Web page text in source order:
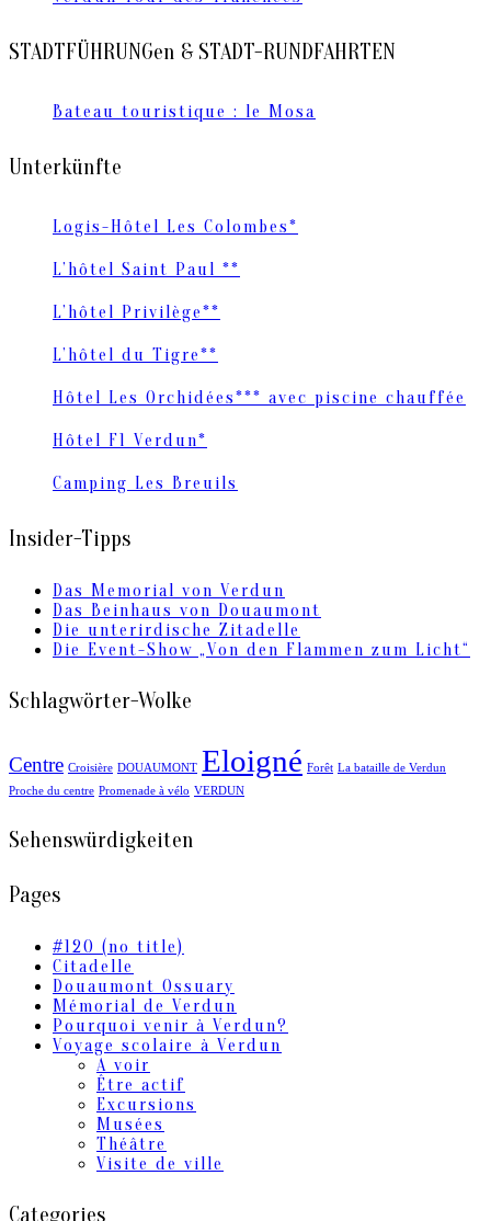
STADTFÜHRUNGen & STADT-RUNDFAHRTEN
Bateau touristique : le Mosa
Unterkünfte
Logis-Hôtel Les Colombes*
L’hôtel Saint Paul **
L’hôtel Privilège**
L’hôtel du Tigre**
Hôtel Les Orchidées*** avec piscine chauffée
Hôtel F1 Verdun*
Camping Les Breuils
Insider-Tipps
Das Memorial von Verdun
Das Beinhaus von Douaumont
Die unterirdische Zitadelle
Die Event-Show „Von den Flammen zum Licht“
Schlagwörter-Wolke
Centre Croisière DOUAUMONT Eloigné Forêt La bataille de Verdun
Proche du centre Promenade à vélo VERDUN
Sehenswürdigkeiten
Pages
#120 (no title)
Citadelle
Douaumont Ossuary
Mémorial de Verdun
Pourquoi venir à Verdun?
Voyage scolaire à Verdun
A voir
Être actif
Excursions
Musées
Théâtre
Visite de ville
Categories